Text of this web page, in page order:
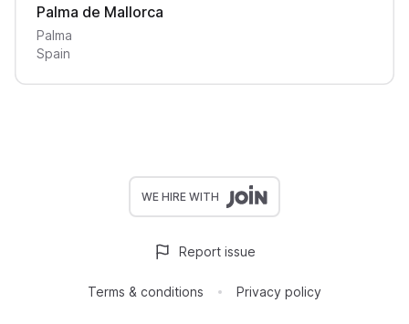
Palma de Mallorca
Palma
Spain
WE HIRE WITH
Terms & conditions Privacy policy
Report issue